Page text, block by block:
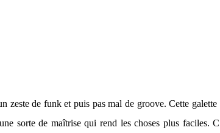
de funk et puis pas mal de groove. Cette
sorte de maîtrise qui rend les choses plus faciles.